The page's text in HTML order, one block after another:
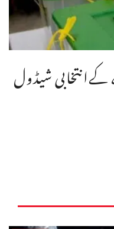
کےانتخابی شیڈول